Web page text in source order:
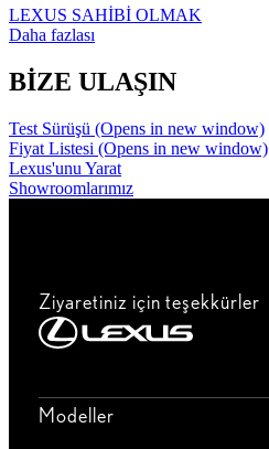
LEXUS SAHİBİ OLMAK
Daha fazlası
BİZE ULAŞIN
Test Sürüşü (Opens in new window)
Fiyat Listesi (Opens in new window)
Lexus'unu Yarat
Showroomlarımız
Ziyaretiniz için teşekkürler
Modeller